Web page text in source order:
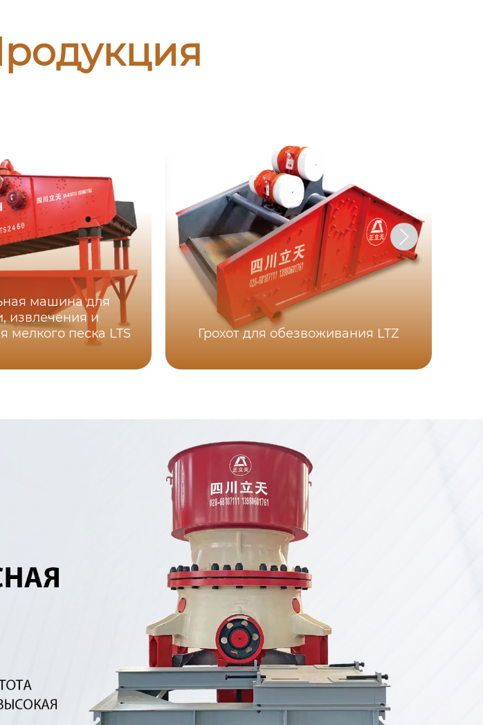
машина для
извлечения и
мелкого песка LTS
Грохот для обезвоживания LTZ